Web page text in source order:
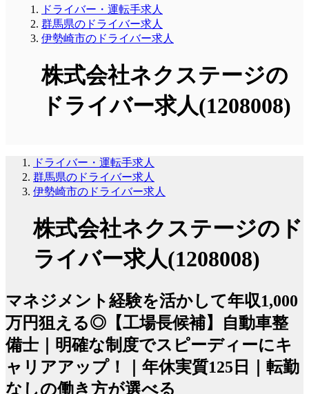
ドライバー・運転手求人
群馬県のドライバー求人
伊勢崎市のドライバー求人
株式会社ネクステージの
ドライバー求人(1208008)
ドライバー・運転手求人
群馬県のドライバー求人
伊勢崎市のドライバー求人
株式会社ネクステージのド
ライバー求人(1208008)
マネジメント経験を活かして年収1,000
万円狙える◎【工場長候補】自動車整
備士｜明確な制度でスピーディーにキ
ャリアアップ！｜年休実質125日｜転勤
なしの働き方が選べる